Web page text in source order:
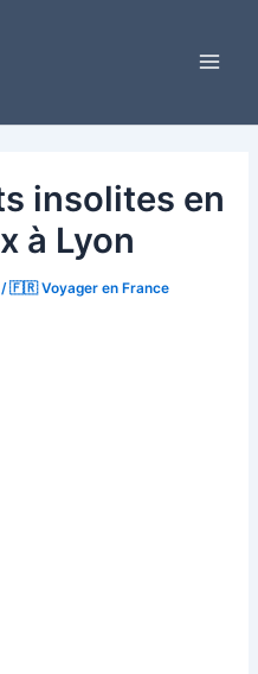
insolites en
à Lyon
/🇫🇷 Voyager en France